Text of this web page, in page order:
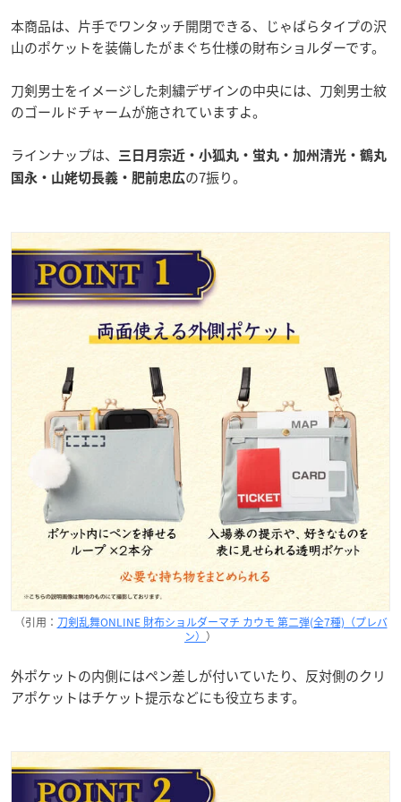
本商品は、片手でワンタッチ開閉できる、じゃばらタイプの沢
山のポケットを装備したがまぐち仕様の財布ショルダーです。
刀剣男士をイメージした刺繍デザインの中央には、刀剣男士紋
のゴールドチャームが施されていますよ。
ラインナップは、
三日月宗近・小狐丸・蛍丸・加州清光・鶴丸
国永・山姥切長義・肥前忠広の7振り。
（引用： 刀剣乱舞ONLINE 財布ショルダーマチ カウモ 第二弾(全7種)（プレバ
ン） ）
外ポケットの内側にはペン差しが付いていたり、反対側のクリ
アポケットはチケット提示などにも役立ちます。